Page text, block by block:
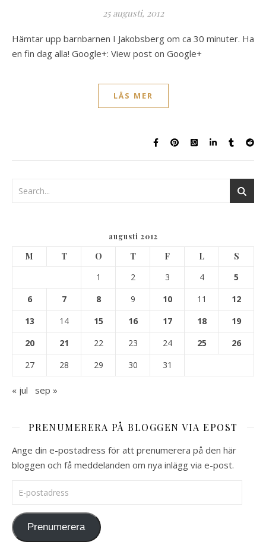
25 augusti, 2012
Hämtar upp barnbarnen I Jakobsberg om ca 30 minuter. Ha
en fin dag alla! Google+: View post on Google+
LÄS MER
augusti 2012
M T O T F L
S
1
2 3 4
5
6
7 8 9 10 11
12
13
14 15 16 17 18
19
20
21 22 23 24 25
26
27
28 29 30 31
« jul sep »
PRENUMERERA PÅ BLOGGEN VIA EPOST
Ange din e-postadress för att prenumerera på den här
bloggen och få meddelanden om nya inlägg via e-post.
E-postadress
Prenumerera